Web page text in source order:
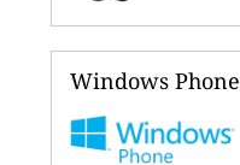
Windows Phone